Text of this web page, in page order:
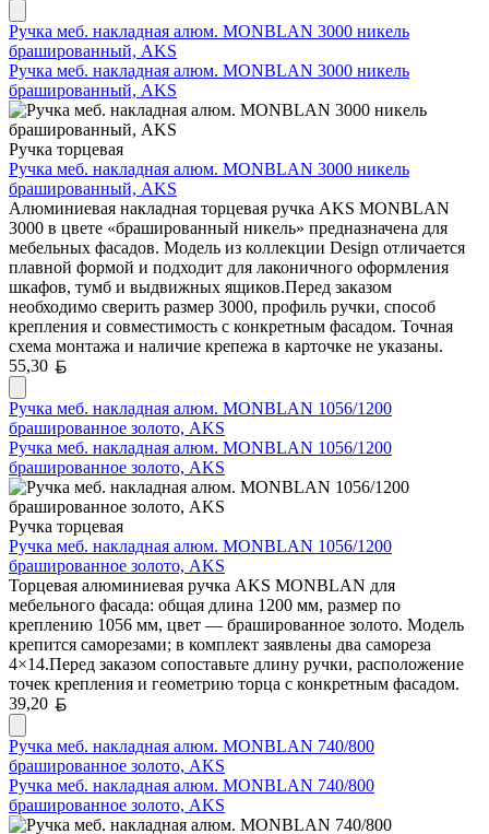
Ручка меб. накладная алюм. MONBLAN 3000 никель
брашированный, AKS
Ручка меб. накладная алюм. MONBLAN 3000 никель
брашированный, AKS
Ручка торцевая
Ручка меб. накладная алюм. MONBLAN 3000 никель
брашированный, AKS
Алюминиевая накладная торцевая ручка AKS MONBLAN
3000 в цвете «брашированный никель» предназначена для
мебельных фасадов. Модель из коллекции Design отличается
плавной формой и подходит для лаконичного оформления
шкафов, тумб и выдвижных ящиков.Перед заказом
необходимо сверить размер 3000, профиль ручки, способ
крепления и совместимость с конкретным фасадом. Точная
схема монтажа и наличие крепежа в карточке не указаны.
55,30
Ручка меб. накладная алюм. MONBLAN 1056/1200
брашированное золото, AKS
Ручка меб. накладная алюм. MONBLAN 1056/1200
брашированное золото, AKS
Ручка торцевая
Ручка меб. накладная алюм. MONBLAN 1056/1200
брашированное золото, AKS
Торцевая алюминиевая ручка AKS MONBLAN для
мебельного фасада: общая длина 1200 мм, размер по
креплению 1056 мм, цвет — брашированное золото. Модель
крепится саморезами; в комплект заявлены два самореза
4×14.Перед заказом сопоставьте длину ручки, расположение
точек крепления и геометрию торца с конкретным фасадом.
39,20
Ручка меб. накладная алюм. MONBLAN 740/800
брашированное золото, AKS
Ручка меб. накладная алюм. MONBLAN 740/800
брашированное золото, AKS